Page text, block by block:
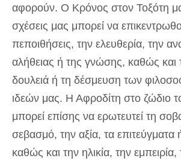
αφορούν. Ο Κρόνος στον Τοξότη
σχέσεις μας μπορεί να
πεποιθήσεις, την ελευθερία, την
αλήθειας ή της γνώσης, καθώς και
δουλειά ή τη δέσμευση των
ιδεών μας. Η Αφροδίτη στο ζώδιο
μπορεί επίσης να ερωτευτεί τη
σεβασμό, την αξία, τα επιτεύγματα
καθώς και την ηλικία, την εμπειρία,